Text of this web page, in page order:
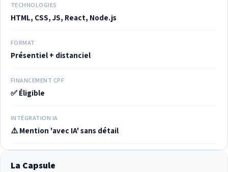
TECHNOLOGIES
HTML, CSS, JS, React, Node.js
FORMAT
Présentiel + distanciel
FINANCEMENT CPF
✅ Éligible
INTÉGRATION IA
⚠️ Mention 'avec IA' sans détail
La Capsule